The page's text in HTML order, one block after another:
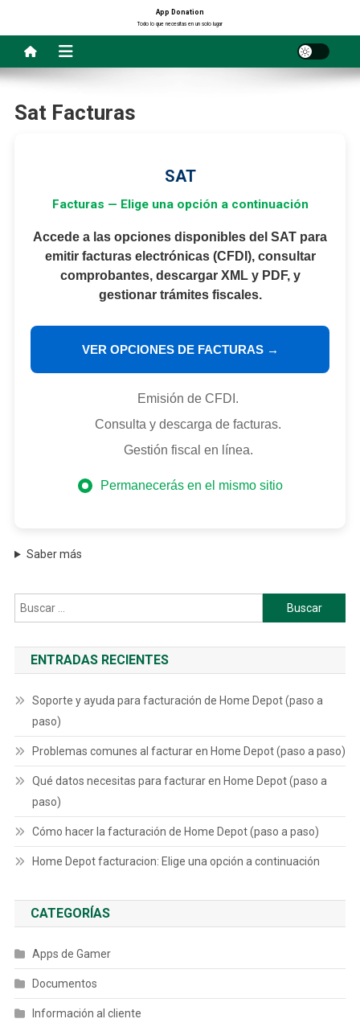
contenido
App Donation
Todo lo que necesitas en un solo lugar
Sat Facturas
SAT
Facturas — Elige una opción a continuación
Accede a las opciones disponibles del SAT para
emitir facturas electrónicas (CFDI), consultar
comprobantes, descargar XML y PDF, y
gestionar trámites fiscales.
VER OPCIONES DE FACTURAS →
Emisión de CFDI.
Consulta y descarga de facturas.
Gestión fiscal en línea.
Permanecerás en el mismo sitio
Saber más
Buscar:
ENTRADAS RECIENTES
Soporte y ayuda para facturación de Home Depot (paso a
paso)
Problemas comunes al facturar en Home Depot (paso a paso)
Qué datos necesitas para facturar en Home Depot (paso a
paso)
Cómo hacer la facturación de Home Depot (paso a paso)
Home Depot facturacion: Elige una opción a continuación
CATEGORÍAS
Apps de Gamer
Documentos
Información al cliente